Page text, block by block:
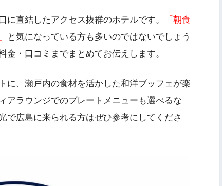
に直結したアクセス抜群のホテルです。
「朝食
と気になっている方も多いのではないでしょう
・口コミまでまとめてお伝えします。
に、瀬戸内の食材を活かした和洋ブッフェが楽
アラウンジでのプレートメニューも選べるな
で広島に来られる方はぜひ参考にしてくださ